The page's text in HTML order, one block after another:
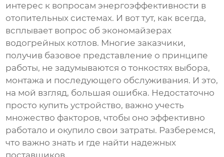
интерес к вопросам энергоэффективности в
отопительных системах. И вот тут, как всегда,
всплывает вопрос обэкономайзерах
водогрейных котлов. Многие заказчики,
получив базовое представление о принципе
работы, не задумываются о тонкостях выбора,
монтажа и последующего обслуживания. И это,
на мой взгляд, большая ошибка. Недостаточно
просто купить устройство, важно учесть
множество факторов, чтобы оно эффективно
работало и окупило свои затраты. Разберемся,
что важно знать и где найти надежных